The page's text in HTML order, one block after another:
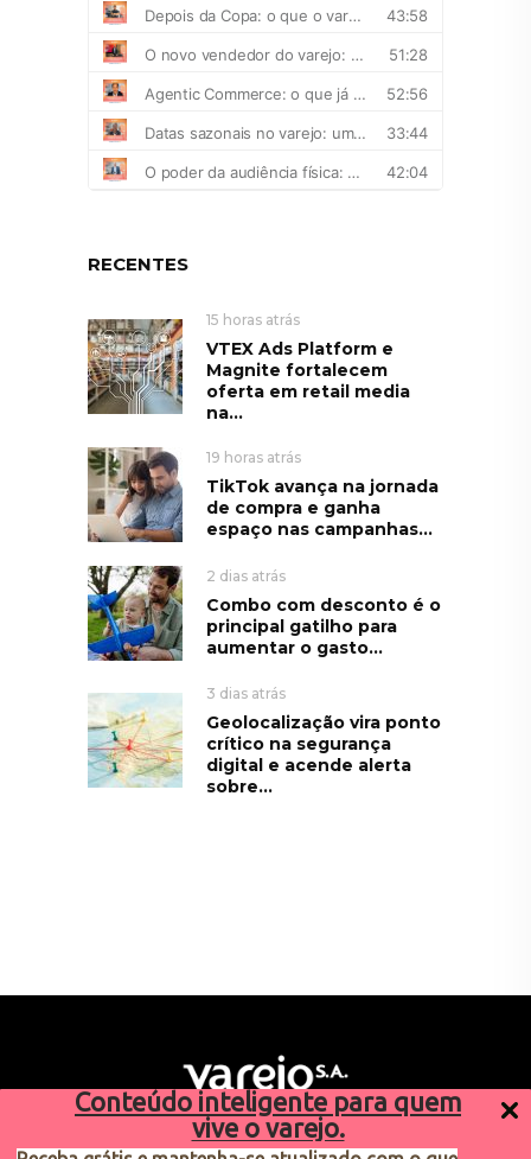
Conteúdo inteligente para quem
vive o varejo.
RECENTES
15 horas atrás
VTEX Ads Platform e
Magnite fortalecem
oferta em retail media
na...
19 horas atrás
TikTok avança na jornada
de compra e ganha
espaço nas campanhas...
2 dias atrás
Combo com desconto é o
principal gatilho para
aumentar o gasto...
3 dias atrás
Geolocalização vira ponto
crítico na segurança
digital e acende alerta
sobre...